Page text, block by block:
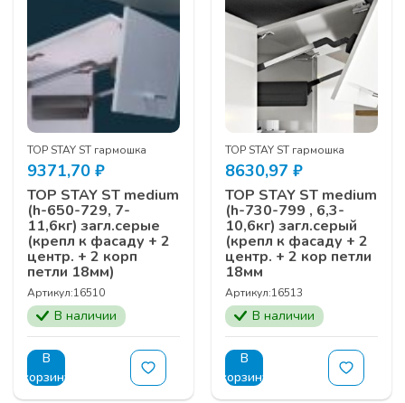
TOP STAY ST гармошка
9371,70 ₽
TOP STAY ST medium
(h-650-729, 7-
11,6кг) загл.серые
(крепл к фасаду + 2
центр. + 2 корп
петли 18мм)
Артикул:16510
В наличии
В
корзину
TOP STAY ST гармошка
8630,97 ₽
TOP STAY ST medium
(h-730-799 , 6,3-
10,6кг) загл.серый
(крепл к фасаду + 2
центр. + 2 кор петли
18мм
Артикул:16513
В наличии
В
корзину